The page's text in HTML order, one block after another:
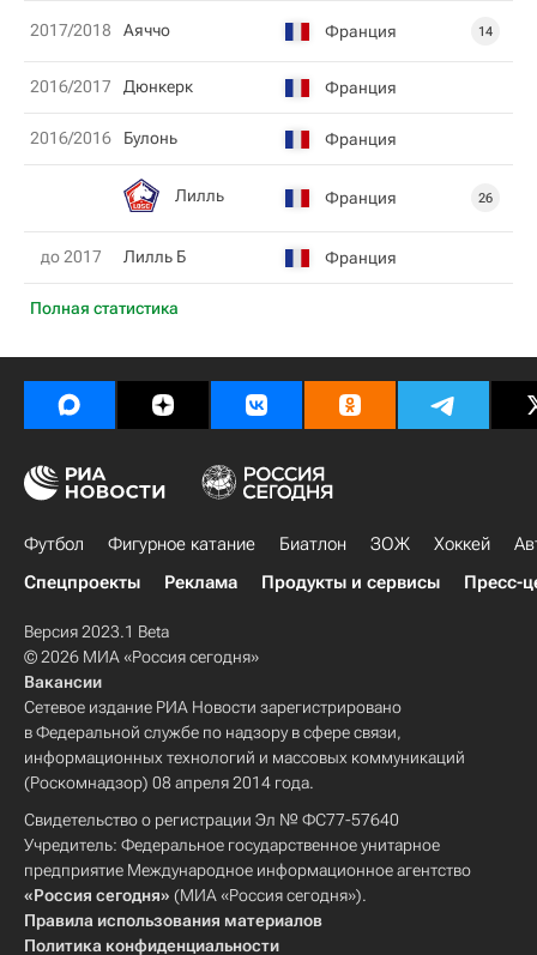
Полная статистика
2017/2018 Аяччо Франция 14
2016/2017 Дюнкерк Франция
2016/2016 Булонь Франция
Лилль Франция 26
до 2017 Лилль Б Франция
Футбол Фигурное катание Биатлон ЗОЖ Хоккей
Спецпроекты
Реклама Продукты и сервисы Пресс-
Версия 2023.1 Beta
© 2026 МИА «Россия сегодня»
Вакансии
Сетевое издание РИА Новости зарегистрировано
в Федеральной службе по надзору в сфере связи,
информационных технологий и массовых коммуникаций
(Роскомнадзор) 08 апреля 2014 года.
Свидетельство о регистрации Эл № ФС77-57640
Учредитель: Федеральное государственное унитарное
предприятие Международное информационное агентство
«Россия сегодня» (МИА «Россия сегодня»).
Правила использования материалов
Политика конфиденциальности